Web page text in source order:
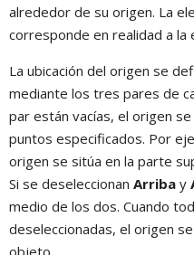
alrededor de su origen. La
corresponde en realidad a la
La ubicación del origen se
mediante los tres pares de
par están vacías, el origen
puntos especificados. Por
origen se sitúa en la parte
Si se deseleccionan Arriba y
medio de los dos. Cuando
deseleccionadas, el origen